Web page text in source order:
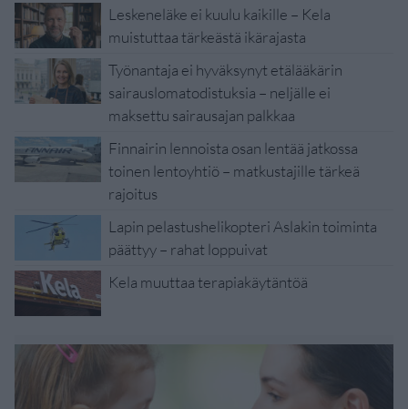
Leskeneläke ei kuulu kaikille – Kela
muistuttaa tärkeästä ikärajasta
Työnantaja ei hyväksynyt etälääkärin
sairauslomatodistuksia – neljälle ei
maksettu sairausajan palkkaa
Finnairin lennoista osan lentää jatkossa
toinen lentoyhtiö – matkustajille tärkeä
rajoitus
Lapin pelastushelikopteri Aslakin toiminta
päättyy – rahat loppuivat
Kela muuttaa terapiakäytäntöä